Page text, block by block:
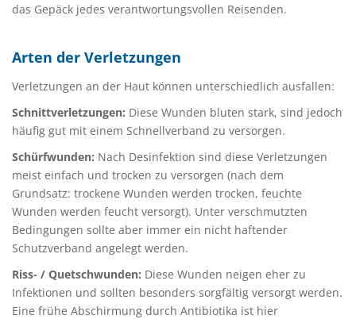
das Gepäck jedes verantwortungsvollen Reisenden.
Arten der Verletzungen
Verletzungen an der Haut können unterschiedlich ausfallen:
Schnittverletzungen: Diese Wunden bluten stark, sind jedoch
häufig gut mit einem Schnellverband zu versorgen.
Schürfwunden: Nach Desinfektion sind diese Verletzungen
meist einfach und trocken zu versorgen (nach dem
Grundsatz: trockene Wunden werden trocken, feuchte
Wunden werden feucht versorgt). Unter verschmutzten
Bedingungen sollte aber immer ein nicht haftender
Schutzverband angelegt werden.
Riss- / Quetschwunden: Diese Wunden neigen eher zu
Infektionen und sollten besonders sorgfältig versorgt werden.
Eine frühe Abschirmung durch Antibiotika ist hier